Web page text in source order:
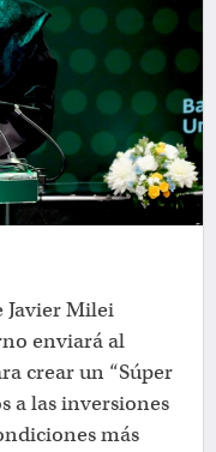
Javier Milei
enviará al
crear un “Súper
a las inversiones
más